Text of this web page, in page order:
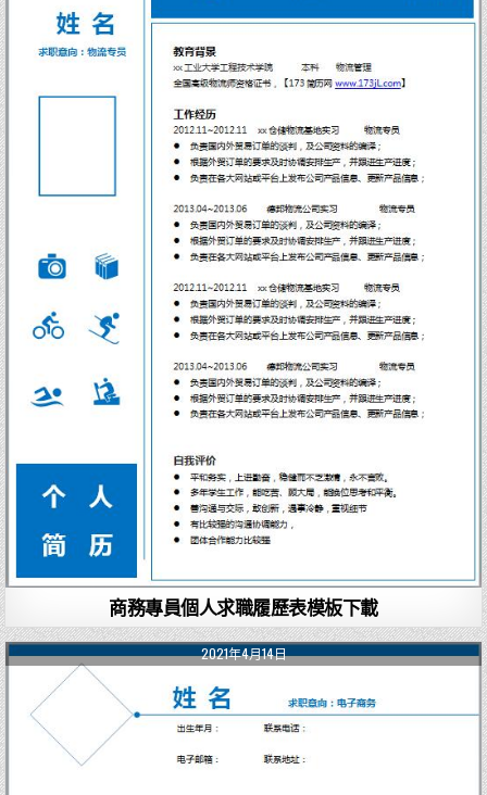
商務專員個人求職履歷表模板下載
2021年4月14日